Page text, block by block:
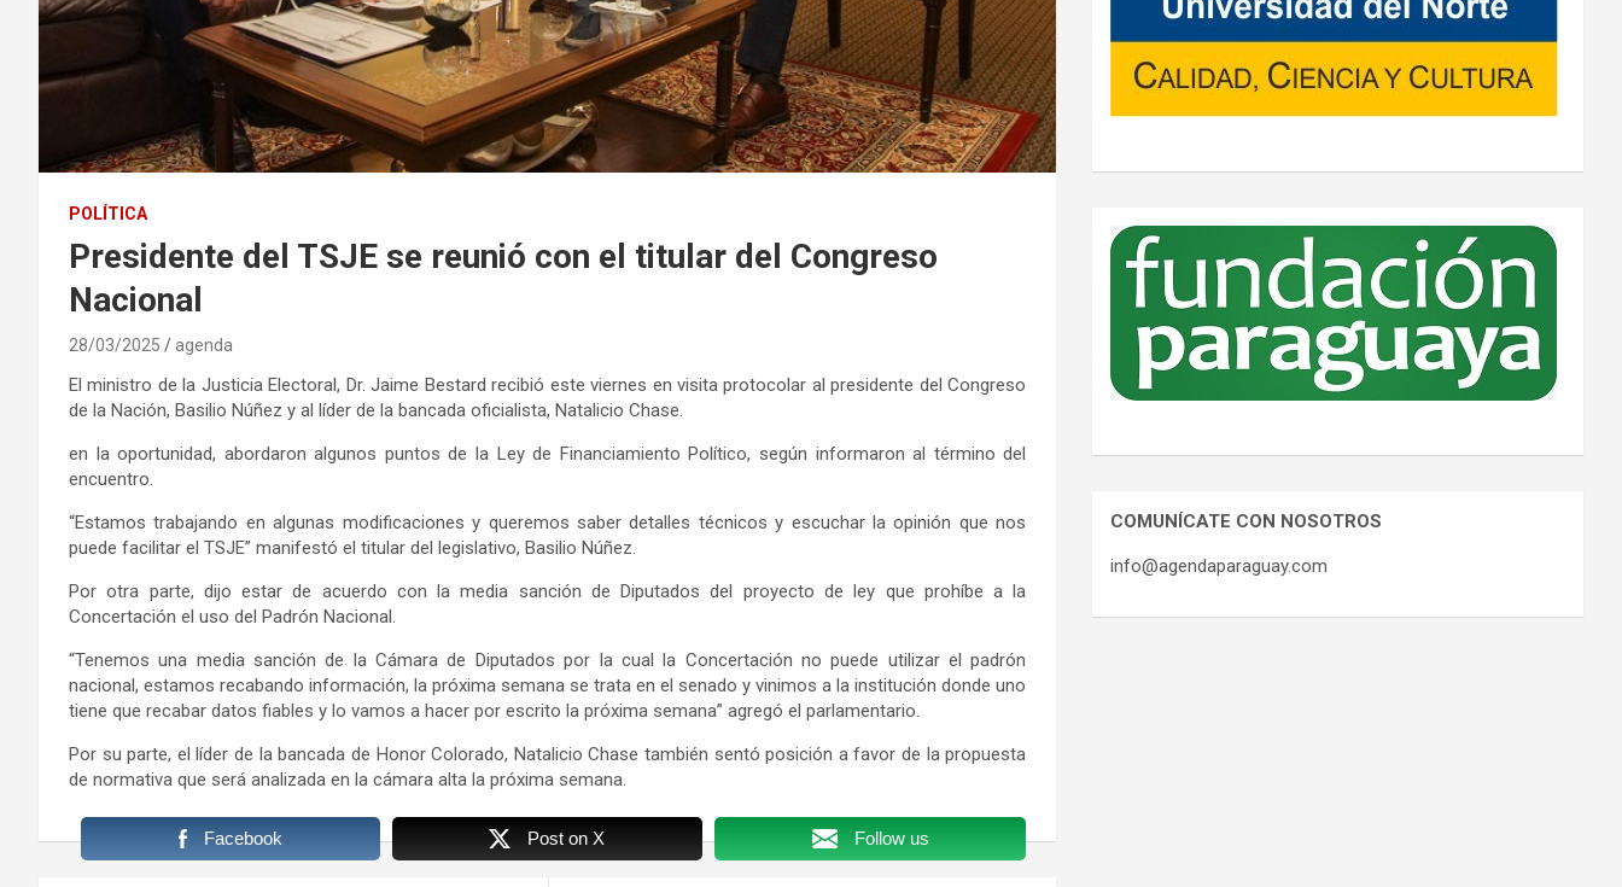
POLÍTICA
Presidente del TSJE se reunió con el titular del Congreso
Nacional
28/03/2025 agenda
El ministro de la Justicia Electoral, Dr. Jaime Bestard recibió este viernes en visita protocolar al presidente del Congreso
de la Nación, Basilio Núñez y al líder de la bancada oficialista, Natalicio Chase.
en la oportunidad, abordaron algunos puntos de la Ley de Financiamiento Político, según informaron al término del
encuentro.
“Estamos trabajando en algunas modificaciones y queremos saber detalles técnicos y escuchar la opinión que nos
puede facilitar el TSJE” manifestó el titular del legislativo, Basilio Núñez.
Por otra parte, dijo estar de acuerdo con la media sanción de Diputados del proyecto de ley que prohíbe a la
Concertación el uso del Padrón Nacional.
“Tenemos una media sanción de la Cámara de Diputados por la cual la Concertación no puede utilizar el padrón
nacional, estamos recabando información, la próxima semana se trata en el senado y vinimos a la institución donde uno
tiene que recabar datos fiables y lo vamos a hacer por escrito la próxima semana” agregó el parlamentario.
Por su parte, el líder de la bancada de Honor Colorado, Natalicio Chase también sentó posición a favor de la propuesta
de normativa que será analizada en la cámara alta la próxima semana.
Facebook Post on X Follow us
COMUNÍCATE CON NOSOTROS
info@agendaparaguay.com